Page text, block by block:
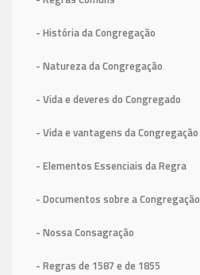
- História da Congregação
- Natureza da Congregação
- Vida e deveres do Congregado
- Vida e vantagens da Congregação
- Elementos Essenciais da Regra
- Documentos sobre a Congregação
- Nossa Consagração
- Regras de 1587 e de 1855